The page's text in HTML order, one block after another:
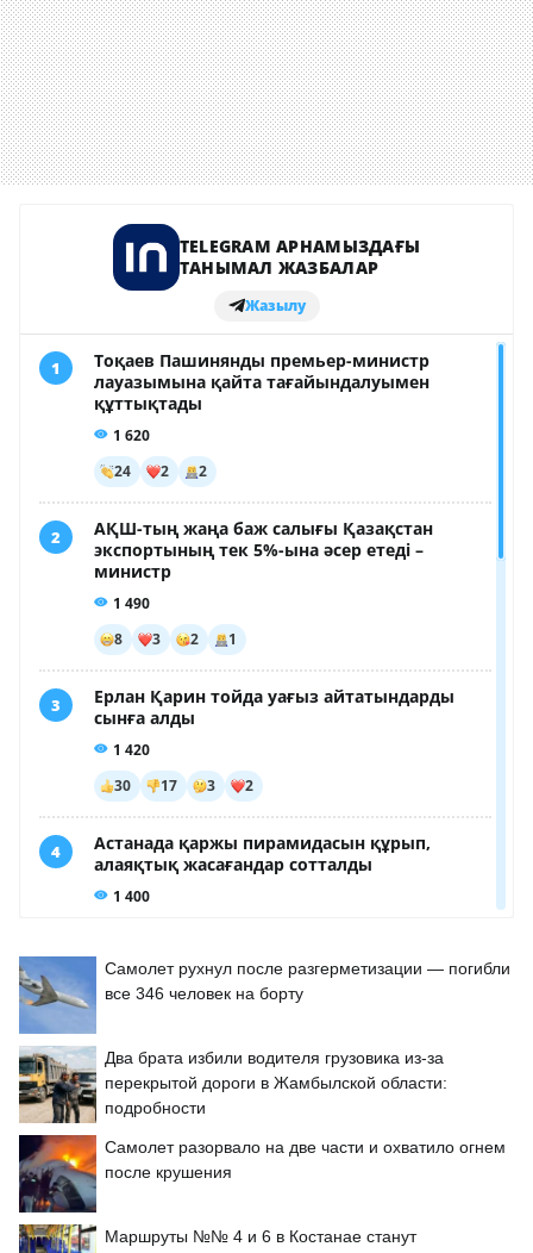
Самолет рухнул после разгерметизации — погибли
все 346 человек на борту
Два брата избили водителя грузовика из-за
перекрытой дороги в Жамбылской области:
подробности
Самолет разорвало на две части и охватило огнем
после крушения
Маршруты №№ 4 и 6 в Костанае станут